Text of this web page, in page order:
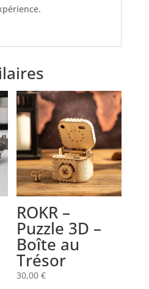
ROKR –
Puzzle 3D –
Boîte au
Trésor
30,00€